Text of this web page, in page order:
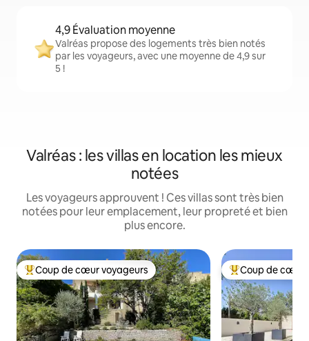
4,9 Évaluation moyenne
Valréas propose des logements très bien notés
par les voyageurs, avec une moyenne de 4,9 sur
5 !
Valréas : les villas en location les mieux
notées
Les voyageurs approuvent ! Ces villas sont très bien
notées pour leur emplacement, leur propreté et bien
plus encore.
Coups de cœur voyageurs les plus appréciés
Coup de cœur voyageurs Coups de cœur
Coup de cœur